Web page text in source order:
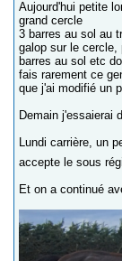
Aujourd'hui petite
grand cercle
3 barres au sol au
galop sur le cercle,
barres au sol etc
fais rarement ce
que j'ai modifié un
Demain j'essaierai
Lundi carrière, un
accepte le sous
Et on a continué